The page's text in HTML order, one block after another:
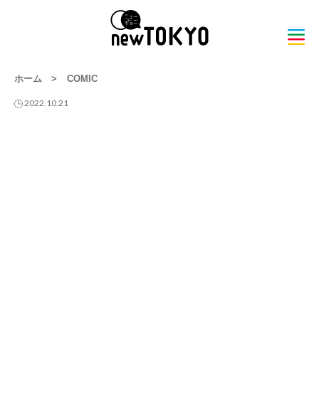
ホーム > COMIC
2022.10.21